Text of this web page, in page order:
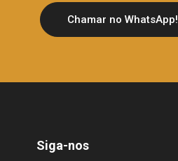
Chamar no WhatsApp!
Siga-nos